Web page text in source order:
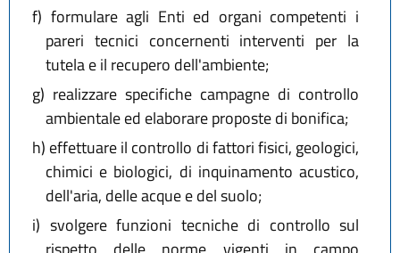
f) formulare agli Enti ed organi competenti i
pareri tecnici concernenti interventi per la
tutela e il recupero dell'ambiente;
g) realizzare specifiche campagne di controllo
ambientale ed elaborare proposte di bonifica;
h) effettuare il controllo di fattori fisici, geologici,
chimici e biologici, di inquinamento acustico,
dell'aria, delle acque e del suolo;
i) svolgere funzioni tecniche di controllo sul